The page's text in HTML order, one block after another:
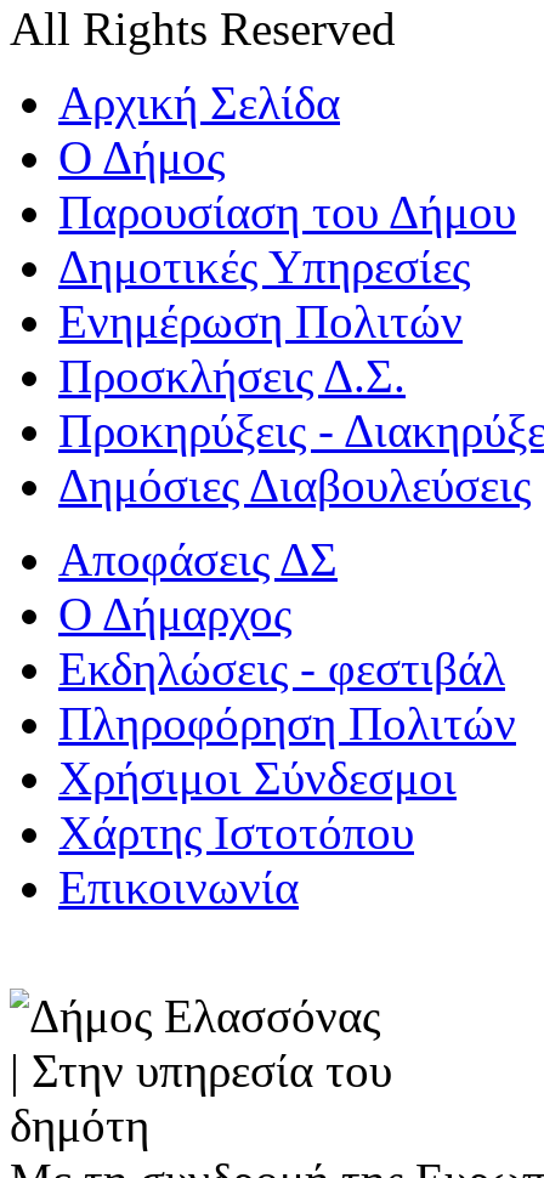
All Rights Reserved
Αρχική Σελίδα
Ο Δήμος
Παρουσίαση του Δήμου
Δημοτικές Υπηρεσίες
Ενημέρωση Πολιτών
Προσκλήσεις Δ.Σ.
Προκηρύξεις -
Δημόσιες Διαβουλεύσεις
Αποφάσεις ΔΣ
Ο Δήμαρχος
Εκδηλώσεις - φεστιβάλ
Πληροφόρηση Πολιτών
Χρήσιμοι Σύνδεσμοι
Χάρτης Ιστοτόπου
Επικοινωνία